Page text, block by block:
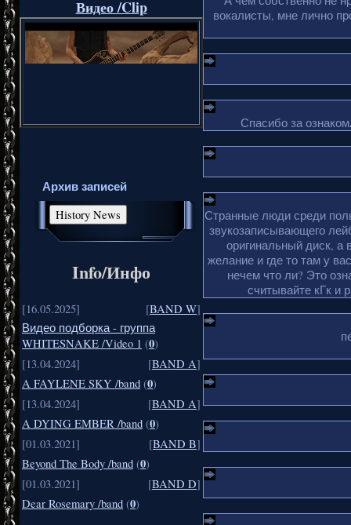
Видео /Clip
Архив записей
Info/Инфо
[16.05.2025] [BAND W]
Видео подборка - группа
WHITESNAKE /Video 1 (0)
[13.04.2024]
[BAND A]
A FAYLENE SKY /band (0)
[13.04.2024]
[BAND A]
A DYING EMBER /band (0)
[01.03.2021]
[BAND B]
Beyond The Body /band (0)
[01.03.2021]
[BAND D]
Dear Rosemary /band (0)
вокалисты, мне лично
Спасибо за
Странные люди среди
звукозаписывающего
оригинальный диск, а
желание и где то там у
нечем что ли? Это
считывайте кГк и